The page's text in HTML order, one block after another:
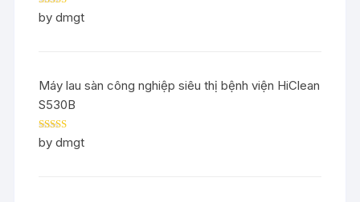
Rated5out
of 5
by dmgt
Máy lau sàn công nghiệp siêu thị bệnh viện HiClean
S530B
Rated5out
of 5
by dmgt